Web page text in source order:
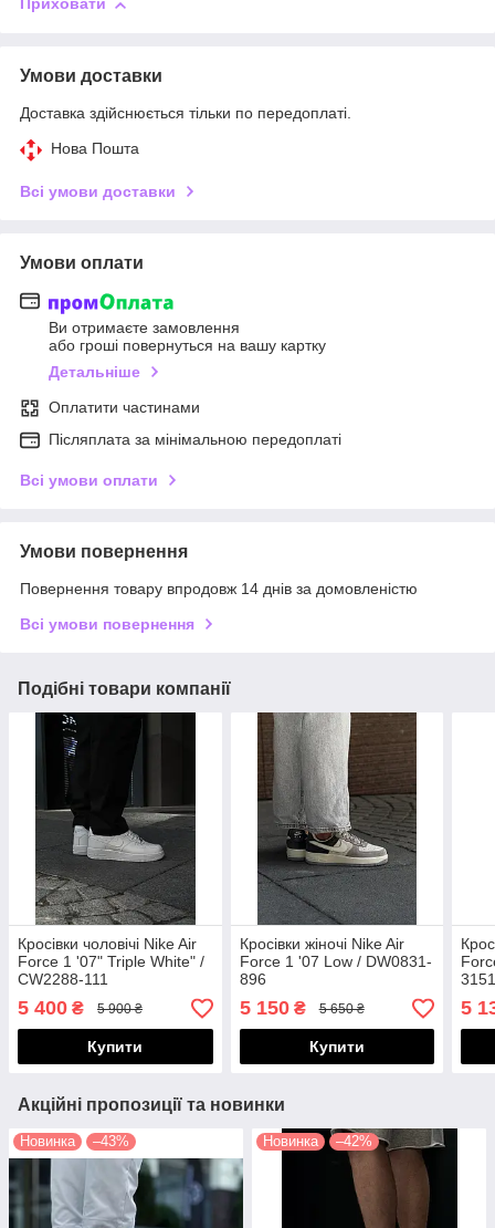
Приховати
Умови доставки
Доставка здійснюється тільки по передоплаті.
Нова Пошта
Всі умови доставки
Умови оплати
Ви отримаєте замовлення
або гроші повернуться на вашу картку
Детальніше
Оплатити частинами
Післяплата за мінімальною передоплаті
Всі умови оплати
Умови повернення
Повернення товару впродовж 14 днів за домовленістю
Всі умови повернення
Подібні товари компанії
Кросівки чоловічі Nike Air
Force 1 '07" Triple White" /
CW2288-111
5 400 ₴ 5 900 ₴
Купити
Кросівки жіночі Nike Air
Force 1 '07 Low / DW0831-
896
5 150₴ 5 650 ₴
Купити
5
Акційні пропозиції та новинки
Новинка –43% Новинка –42%